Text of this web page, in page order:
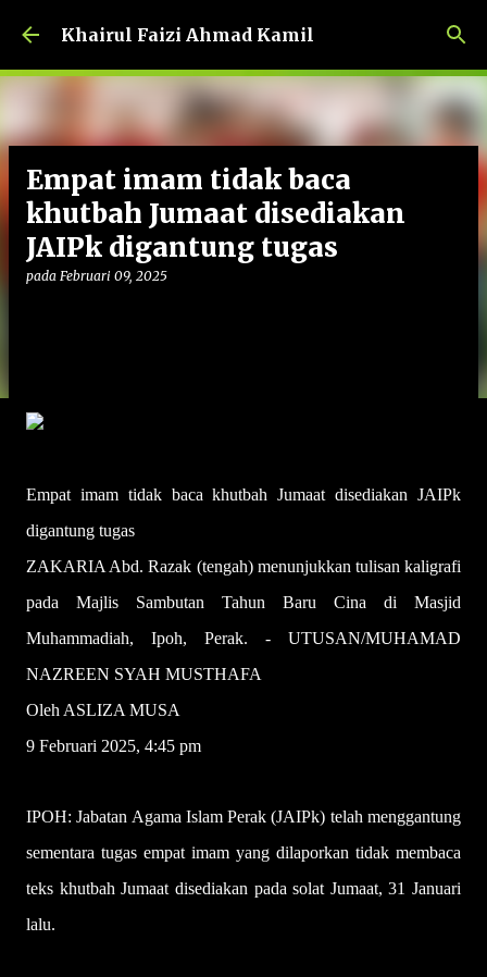
Langkau ke kandungan utama
Khairul Faizi Ahmad Kamil
Empat imam tidak baca
khutbah Jumaat disediakan
JAIPk digantung tugas
pada Februari 09, 2025
Empat imam tidak baca khutbah Jumaat disediakan JAIPk
digantung tugas
ZAKARIA Abd. Razak (tengah) menunjukkan tulisan kaligrafi
pada Majlis Sambutan Tahun Baru Cina di Masjid
Muhammadiah, Ipoh, Perak. - UTUSAN/MUHAMAD
NAZREEN SYAH MUSTHAFA
Oleh ASLIZA MUSA
9 Februari 2025, 4:45 pm
IPOH: Jabatan Agama Islam Perak (JAIPk) telah menggantung
sementara tugas empat imam yang dilaporkan tidak membaca
teks khutbah Jumaat disediakan pada solat Jumaat, 31 Januari
lalu.